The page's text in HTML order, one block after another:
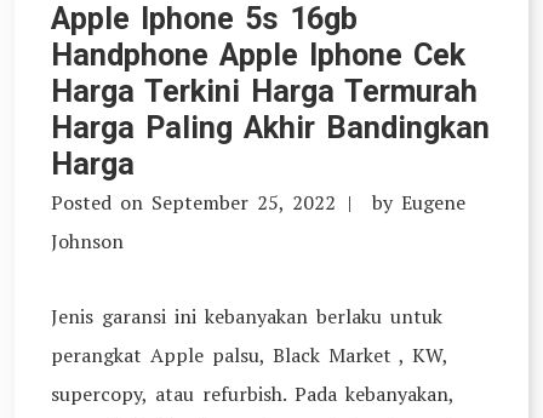
Apple Iphone 5s 16gb
Handphone Apple Iphone Cek
Harga Terkini Harga Termurah
Harga Paling Akhir Bandingkan
Harga
Posted on September 25, 2022 by Eugene
Johnson
Jenis garansi ini kebanyakan berlaku untuk
perangkat Apple palsu, Black Market , KW,
supercopy, atau refurbish. Pada kebanyakan,